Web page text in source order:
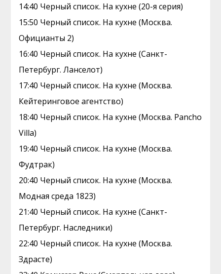
14:40 Черный список. На кухне (20-я серия)
15:50 Черный список. На кухне (Москва.
Официанты 2)
16:40 Черный список. На кухне (Санкт-
Петербург. Ланселот)
17:40 Черный список. На кухне (Москва.
Кейтеринговое агентство)
18:40 Черный список. На кухне (Москва. Pancho
Villa)
19:40 Черный список. На кухне (Москва.
Фудтрак)
20:40 Черный список. На кухне (Москва.
Модная среда 1823)
21:40 Черный список. На кухне (Санкт-
Петербург. Наследники)
22:40 Черный список. На кухне (Москва.
Здрасте)